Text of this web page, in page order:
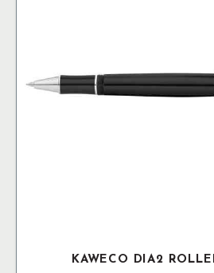
KAWECO DIA2